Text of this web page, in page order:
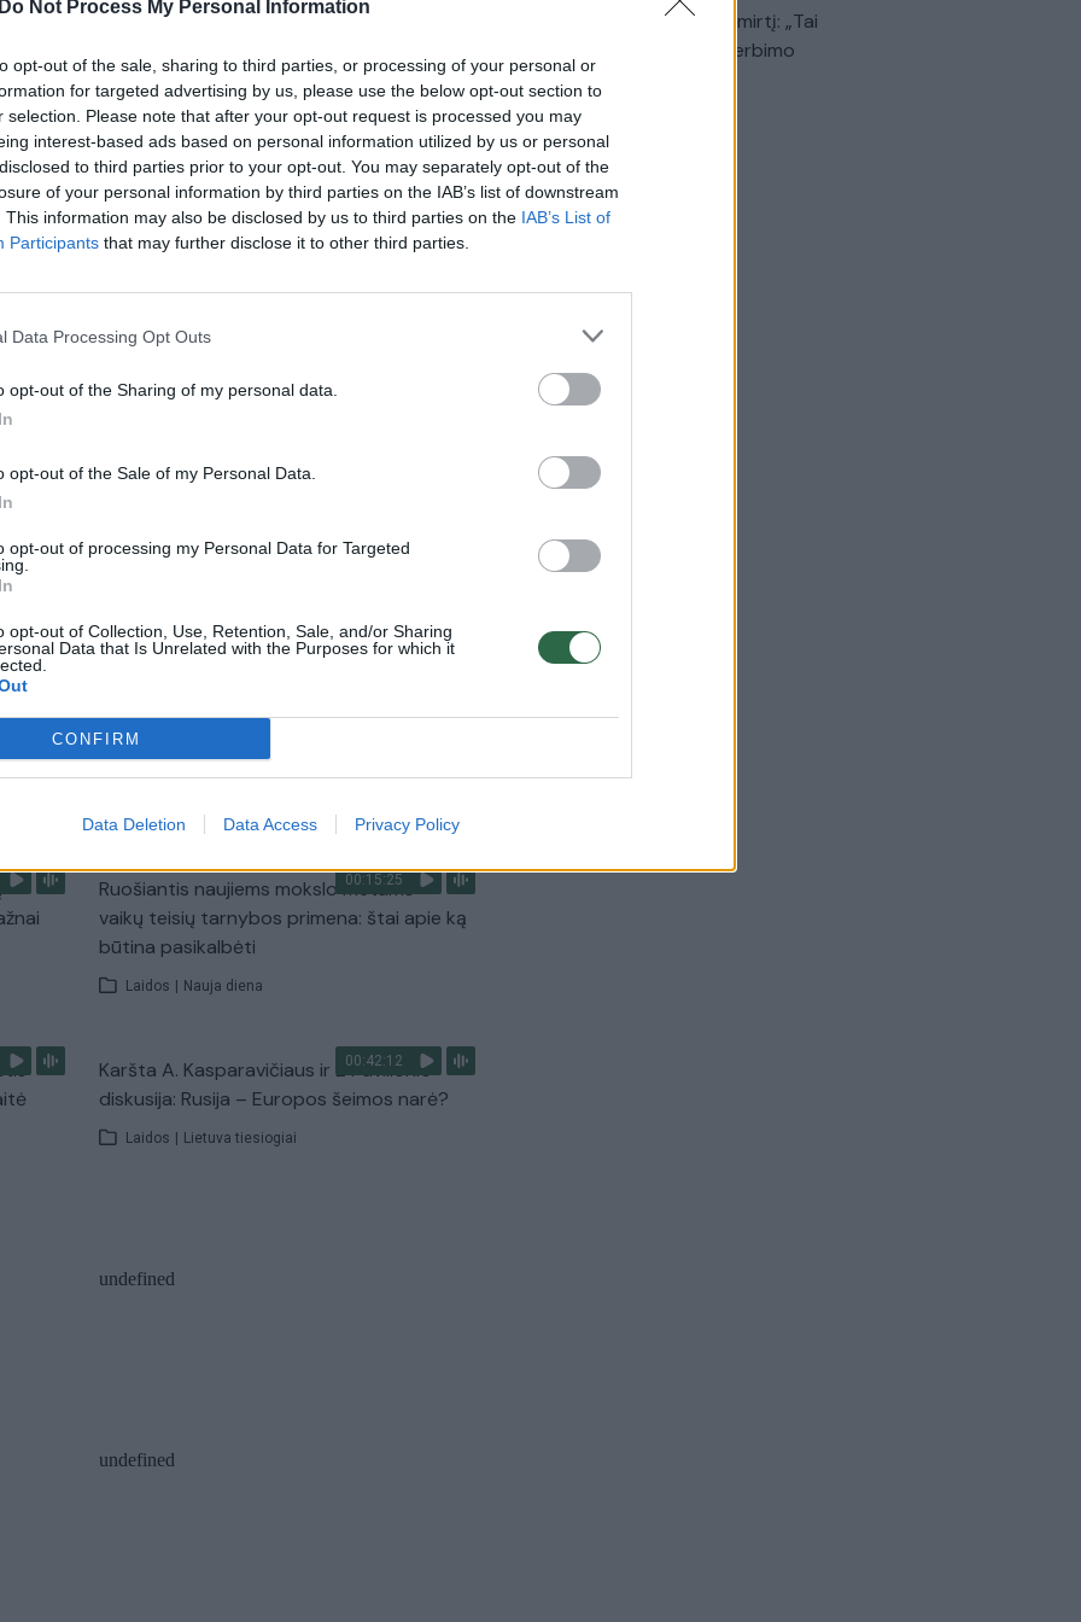
Do Not Process My Personal Information
opt-out of the sale, sharing to third parties, or processing of your personal or
for targeted advertising by us, please use the below opt-out section to
selection. Please note that after your opt-out request is processed you may
interest-based ads based on personal information utilized by us or personal
to third parties prior to your opt-out. You may separately opt-out of the
of your personal information by third parties on the IAB’s list of downstream
This information may also be disclosed by us to third parties on the IAB’s List of
Participants that may further disclose it to other third parties.
Data Processing Opt Outs
opt-out of the Sharing of my personal data.
opt-out of the Sale of my Personal Data.
opt-out of processing my Personal Data for Targeted
opt-out of Collection, Use, Retention, Sale, and/or Sharing
Data that Is Unrelated with the Purposes for which it
CONFIRM
Data Deletion Data Access Privacy Policy
nesustojus prieš „Stop“ liniją, o jeigu jos nėra,
Kelių eismo taisyklės (KET) Policija
Video
Žinios Lietuvos diena
reitingai tarprinkiminiu laikotarpiu dažnai
nieko nereiškia?
00:15:25
Ruošiantis naujiems mokslo metams –
vaikų teisių tarnybos primena: štai apie ką
būtina pasikalbėti
Laidos | Nauja diena
00:42:12
Karšta A. Kasparavičiaus ir Ž Pavilionio
diskusija: Rusija – Europos šeimos narė?
Laidos | Lietuva tiesiogiai
jaudinančią akimirką prieš mirtį: „Tai
buvo simbolinis mūsų pagerbimo
ženklas“
Žinios